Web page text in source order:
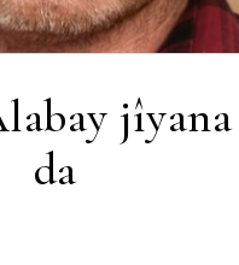
da